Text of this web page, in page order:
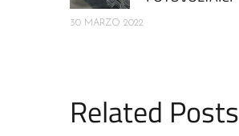
30 MARZO 2022
Related Posts